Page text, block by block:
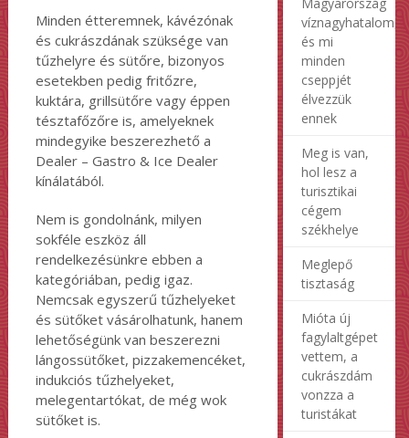
Minden étteremnek, kávézónak
és cukrászdának szüksége van
tűzhelyre és sütőre, bizonyos
esetekben pedig fritőzre,
kuktára, grillsütőre vagy éppen
tésztafőzőre is, amelyeknek
mindegyike beszerezhető a
Dealer – Gastro & Ice Dealer
kínálatából.
Nem is gondolnánk, milyen
sokféle eszköz áll
rendelkezésünkre ebben a
kategóriában, pedig igaz.
Nemcsak egyszerű tűzhelyeket
és sütőket vásárolhatunk, hanem
lehetőségünk van beszerezni
lángossütőket, pizzakemencéket,
indukciós tűzhelyeket,
melegentartókat, de még wok
sütőket is.
víznagyhatalom,
és mi
minden
cseppjét
élvezzük
ennek
Meg is van,
hol lesz a
turisztikai
cégem
székhelye
Meglepő
tisztaság
Mióta új
fagylaltgépet
vettem, a
cukrászdám
vonzza a
turistákat